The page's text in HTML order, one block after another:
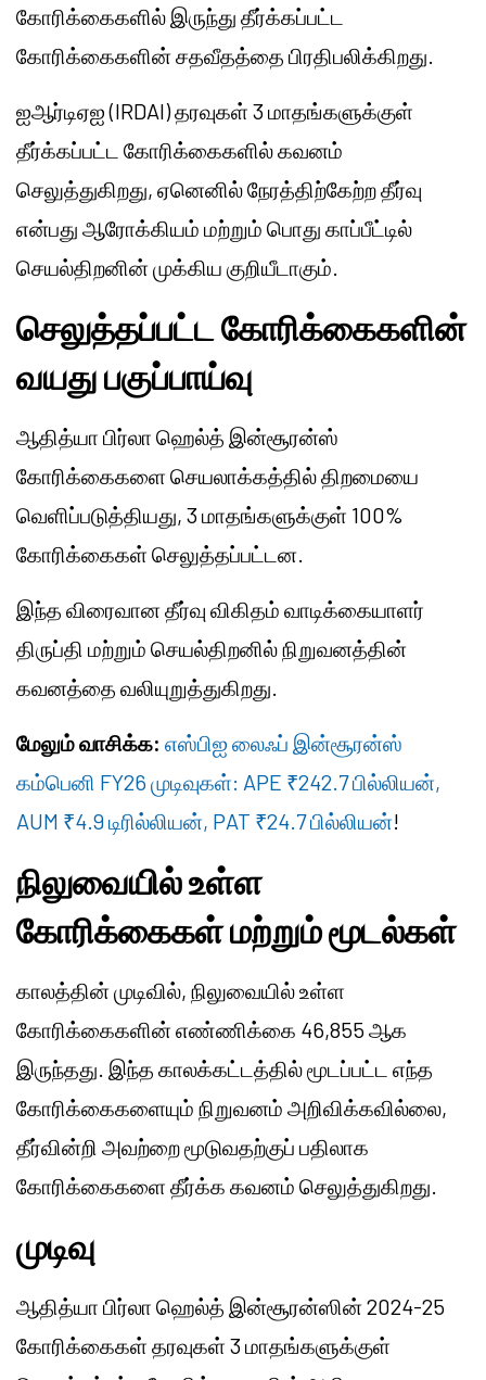
கோரிக்கைகளில் இருந்து தீர்க்கப்பட்ட
கோரிக்கைகளின் சதவீதத்தை பிரதிபலிக்கிறது.
ஐஆர்டிஏஐ (IRDAI) தரவுகள் 3 மாதங்களுக்குள்
தீர்க்கப்பட்ட கோரிக்கைகளில் கவனம்
செலுத்துகிறது, ஏனெனில் நேரத்திற்கேற்ற தீர்வு
என்பது ஆரோக்கியம் மற்றும் பொது காப்பீட்டில்
செயல்திறனின் முக்கிய குறியீடாகும்.
செலுத்தப்பட்ட கோரிக்கைகளின்
வயது பகுப்பாய்வு
ஆதித்யா பிர்லா ஹெல்த் இன்சூரன்ஸ்
கோரிக்கைகளை செயலாக்கத்தில் திறமையை
வெளிப்படுத்தியது, 3 மாதங்களுக்குள் 100%
கோரிக்கைகள் செலுத்தப்பட்டன.
இந்த விரைவான தீர்வு விகிதம் வாடிக்கையாளர்
திருப்தி மற்றும் செயல்திறனில் நிறுவனத்தின்
கவனத்தை வலியுறுத்துகிறது.
மேலும் வாசிக்க: எஸ்பிஐ லைஃப் இன்சூரன்ஸ்
கம்பெனி FY26 முடிவுகள்: APE ₹242.7 பில்லியன்,
AUM ₹4.9 டிரில்லியன், PAT ₹24.7 பில்லியன்!
நிலுவையில் உள்ள
கோரிக்கைகள் மற்றும் மூடல்கள்
காலத்தின் முடிவில், நிலுவையில் உள்ள
கோரிக்கைகளின் எண்ணிக்கை 46,855 ஆக
இருந்தது. இந்த காலக்கட்டத்தில் மூடப்பட்ட எந்த
கோரிக்கைகளையும் நிறுவனம் அறிவிக்கவில்லை,
தீர்வின்றி அவற்றை மூடுவதற்குப் பதிலாக
கோரிக்கைகளை தீர்க்க கவனம் செலுத்துகிறது.
முடிவு
ஆதித்யா பிர்லா ஹெல்த் இன்சூரன்ஸின் 2024-25
கோரிக்கைகள் தரவுகள் 3 மாதங்களுக்குள்